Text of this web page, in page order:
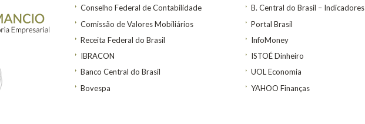
Conselho Federal de Contabilidade
Comissão de Valores Mobiliários
Receita Federal do Brasil
IBRACON
Banco Central do Brasil
Bovespa
B. Central do Brasil – Indicadores
Portal Brasil
InfoMoney
ISTOÉ Dinheiro
UOL Economia
YAHOO Finanças